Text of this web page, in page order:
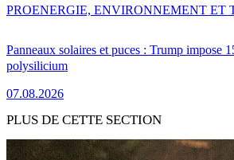
Panneaux solaires et puces : Trump impose
polysilicium
07.08.2026
PROENERGIE, ENVIRONNEMENT ET
PLUS DE CETTE SECTION